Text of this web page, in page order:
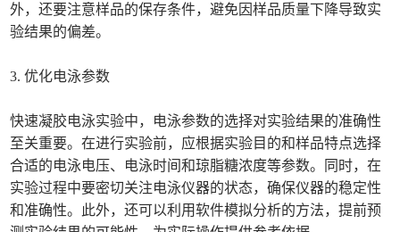
外，还要注意样品的保存条件，避免因样品质量下降导致实
验结果的偏差。
3. 优化电泳参数
快速凝胶电泳实验中，电泳参数的选择对实验结果的准确性
至关重要。在进行实验前，应根据实验目的和样品特点选择
合适的电泳电压、电泳时间和琼脂糖浓度等参数。同时，在
实验过程中要密切关注电泳仪器的状态，确保仪器的稳定性
和准确性。此外，还可以利用软件模拟分析的方法，提前预